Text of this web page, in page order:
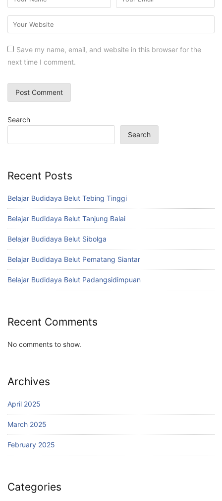
Save my name, email, and website in this browser for the
next time I comment.
Search
Search
Recent Posts
Belajar Budidaya Belut Tebing Tinggi
Belajar Budidaya Belut Tanjung Balai
Belajar Budidaya Belut Sibolga
Belajar Budidaya Belut Pematang Siantar
Belajar Budidaya Belut Padangsidimpuan
Recent Comments
No comments to show.
Archives
April 2025
March 2025
February 2025
Categories